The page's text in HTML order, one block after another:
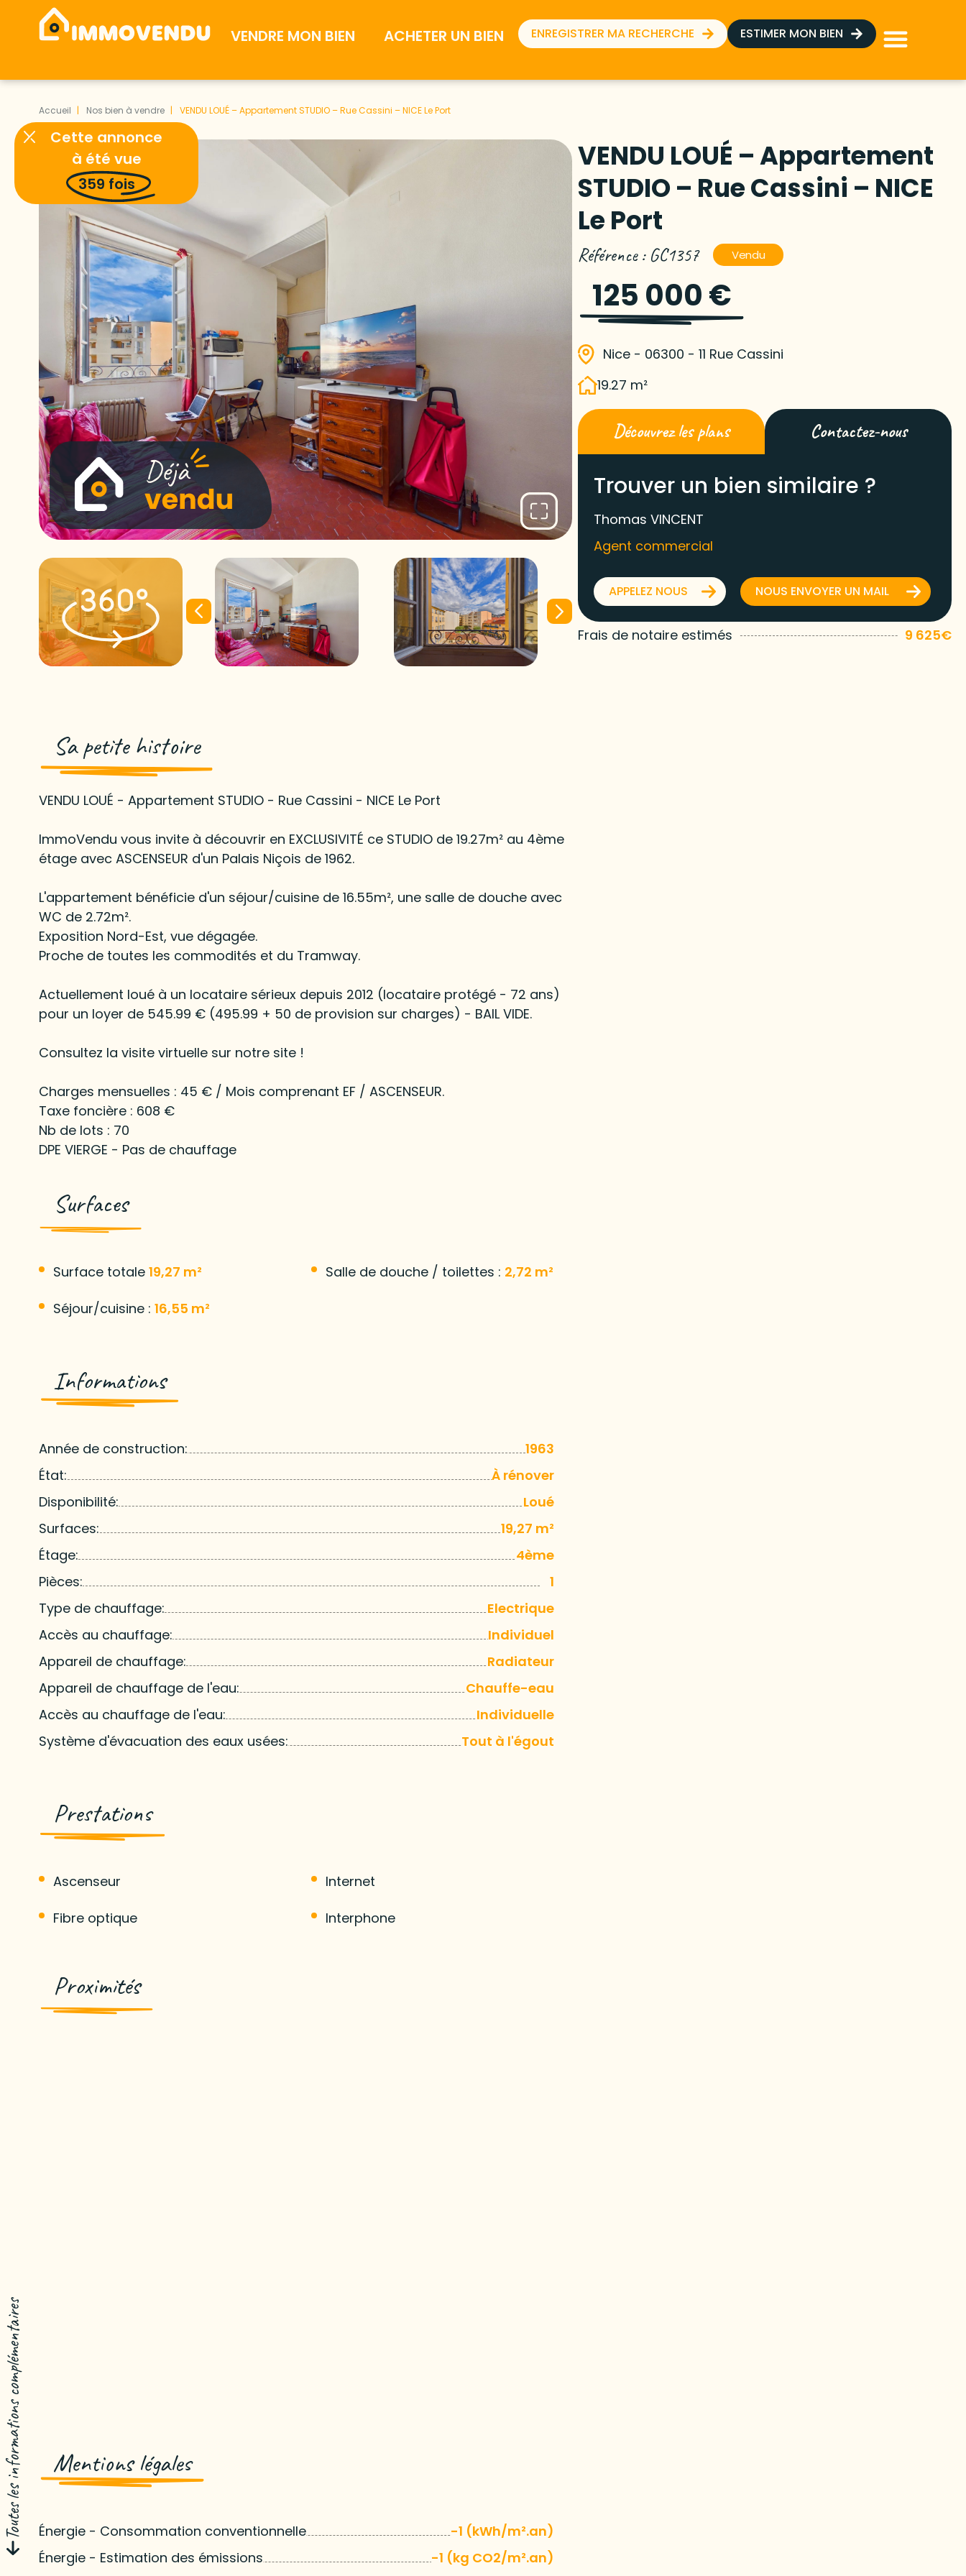
VENDRE MON BIEN ACHETER UN BIEN ENREGISTRER MA RECHERCHE ESTIMER MON BIEN
Accueil Nos bien à vendre VENDU LOUÉ – Appartement STUDIO – Rue Cassini – NICE Le Port
Toutes les informations complémentaires
VENDU LOUÉ – Appartement
STUDIO – Rue Cassini – NICE
Le Port
Référence : GC1357 Vendu
125 000 €
Nice - 06300 - 11 Rue Cassini
19.27 m²
Découvrez les plans Contactez-nous
Trouver un bien similaire ?
Thomas VINCENT
Agent commercial
APPELEZ NOUS NOUS ENVOYER UN MAIL
Frais de notaire estimés 9 625€
Sa petite histoire
VENDU LOUÉ - Appartement STUDIO - Rue Cassini - NICE Le Port
ImmoVendu vous invite à découvrir en EXCLUSIVITÉ ce STUDIO de 19.27m² au 4ème
étage avec ASCENSEUR d'un Palais Niçois de 1962.
L'appartement bénéficie d'un séjour/cuisine de 16.55m², une salle de douche avec
WC de 2.72m².
Exposition Nord-Est, vue dégagée.
Proche de toutes les commodités et du Tramway.
Actuellement loué à un locataire sérieux depuis 2012 (locataire protégé - 72 ans)
pour un loyer de 545.99 € (495.99 + 50 de provision sur charges) - BAIL VIDE.
Consultez la visite virtuelle sur notre site !
Charges mensuelles : 45 € / Mois comprenant EF / ASCENSEUR.
Taxe foncière : 608 €
Nb de lots : 70
DPE VIERGE - Pas de chauffage
Surfaces
Surface totale 19,27 m²
Séjour/cuisine : 16,55 m²
Salle de douche / toilettes : 2,72 m²
Informations
Année de construction:
1963
État:
À rénover
Disponibilité:
Loué
Surfaces:
19,27 m²
Étage:
4ème
Pièces:
1
Type de chauffage:
Electrique
Accès au chauffage:
Individuel
Appareil de chauffage:
Radiateur
Appareil de chauffage de l'eau:
Chauffe-eau
Accès au chauffage de l'eau:
Individuelle
Système d'évacuation des eaux usées:
Tout à l'égout
Prestations
Ascenseur
Fibre optique
Internet
Interphone
Proximités
Mentions légales
Énergie - Consommation conventionnelle
-1 (kWh/m².an)
Énergie - Estimation des émissions
-1 (kg CO2/m².an)
Cette annonce
à été vue
359 fois